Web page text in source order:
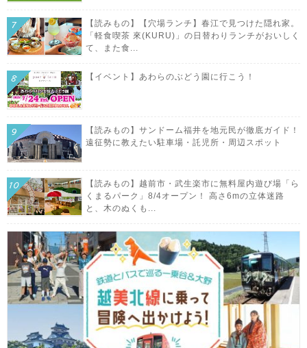
【読みもの】【穴場ランチ】春江で見つけた隠れ家。
「軽食喫茶 來(KURU)」の日替わりランチがおいしく
て、また食...
【イベント】あわらのぶどう園に行こう！
【読みもの】サンドーム福井を地元民が徹底ガイド！
遠征勢に教えたい駐車場・託児所・周辺スポット
【読みもの】越前市・武生楽市に無料屋内遊び場「ら
くまるパーク」8/4オープン！ 高さ6mの立体迷路
と、木のぬくも...